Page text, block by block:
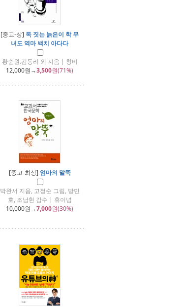
[중고-상] 독 짓는 늙은이 학 무
녀도 역마 백치 아다다
황순원.김동리 외 지음 | 창비
12,000원→3,500원(71%)
[중고-최상] 엄마의 말뚝
박완서 지음, 고정순 그림, 방민
호, 조남현 감수 | 휴이넘
10,000원→7,000원(30%)